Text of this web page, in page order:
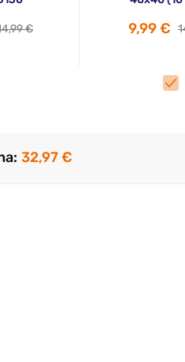
€ 9,99 €
32,97 €